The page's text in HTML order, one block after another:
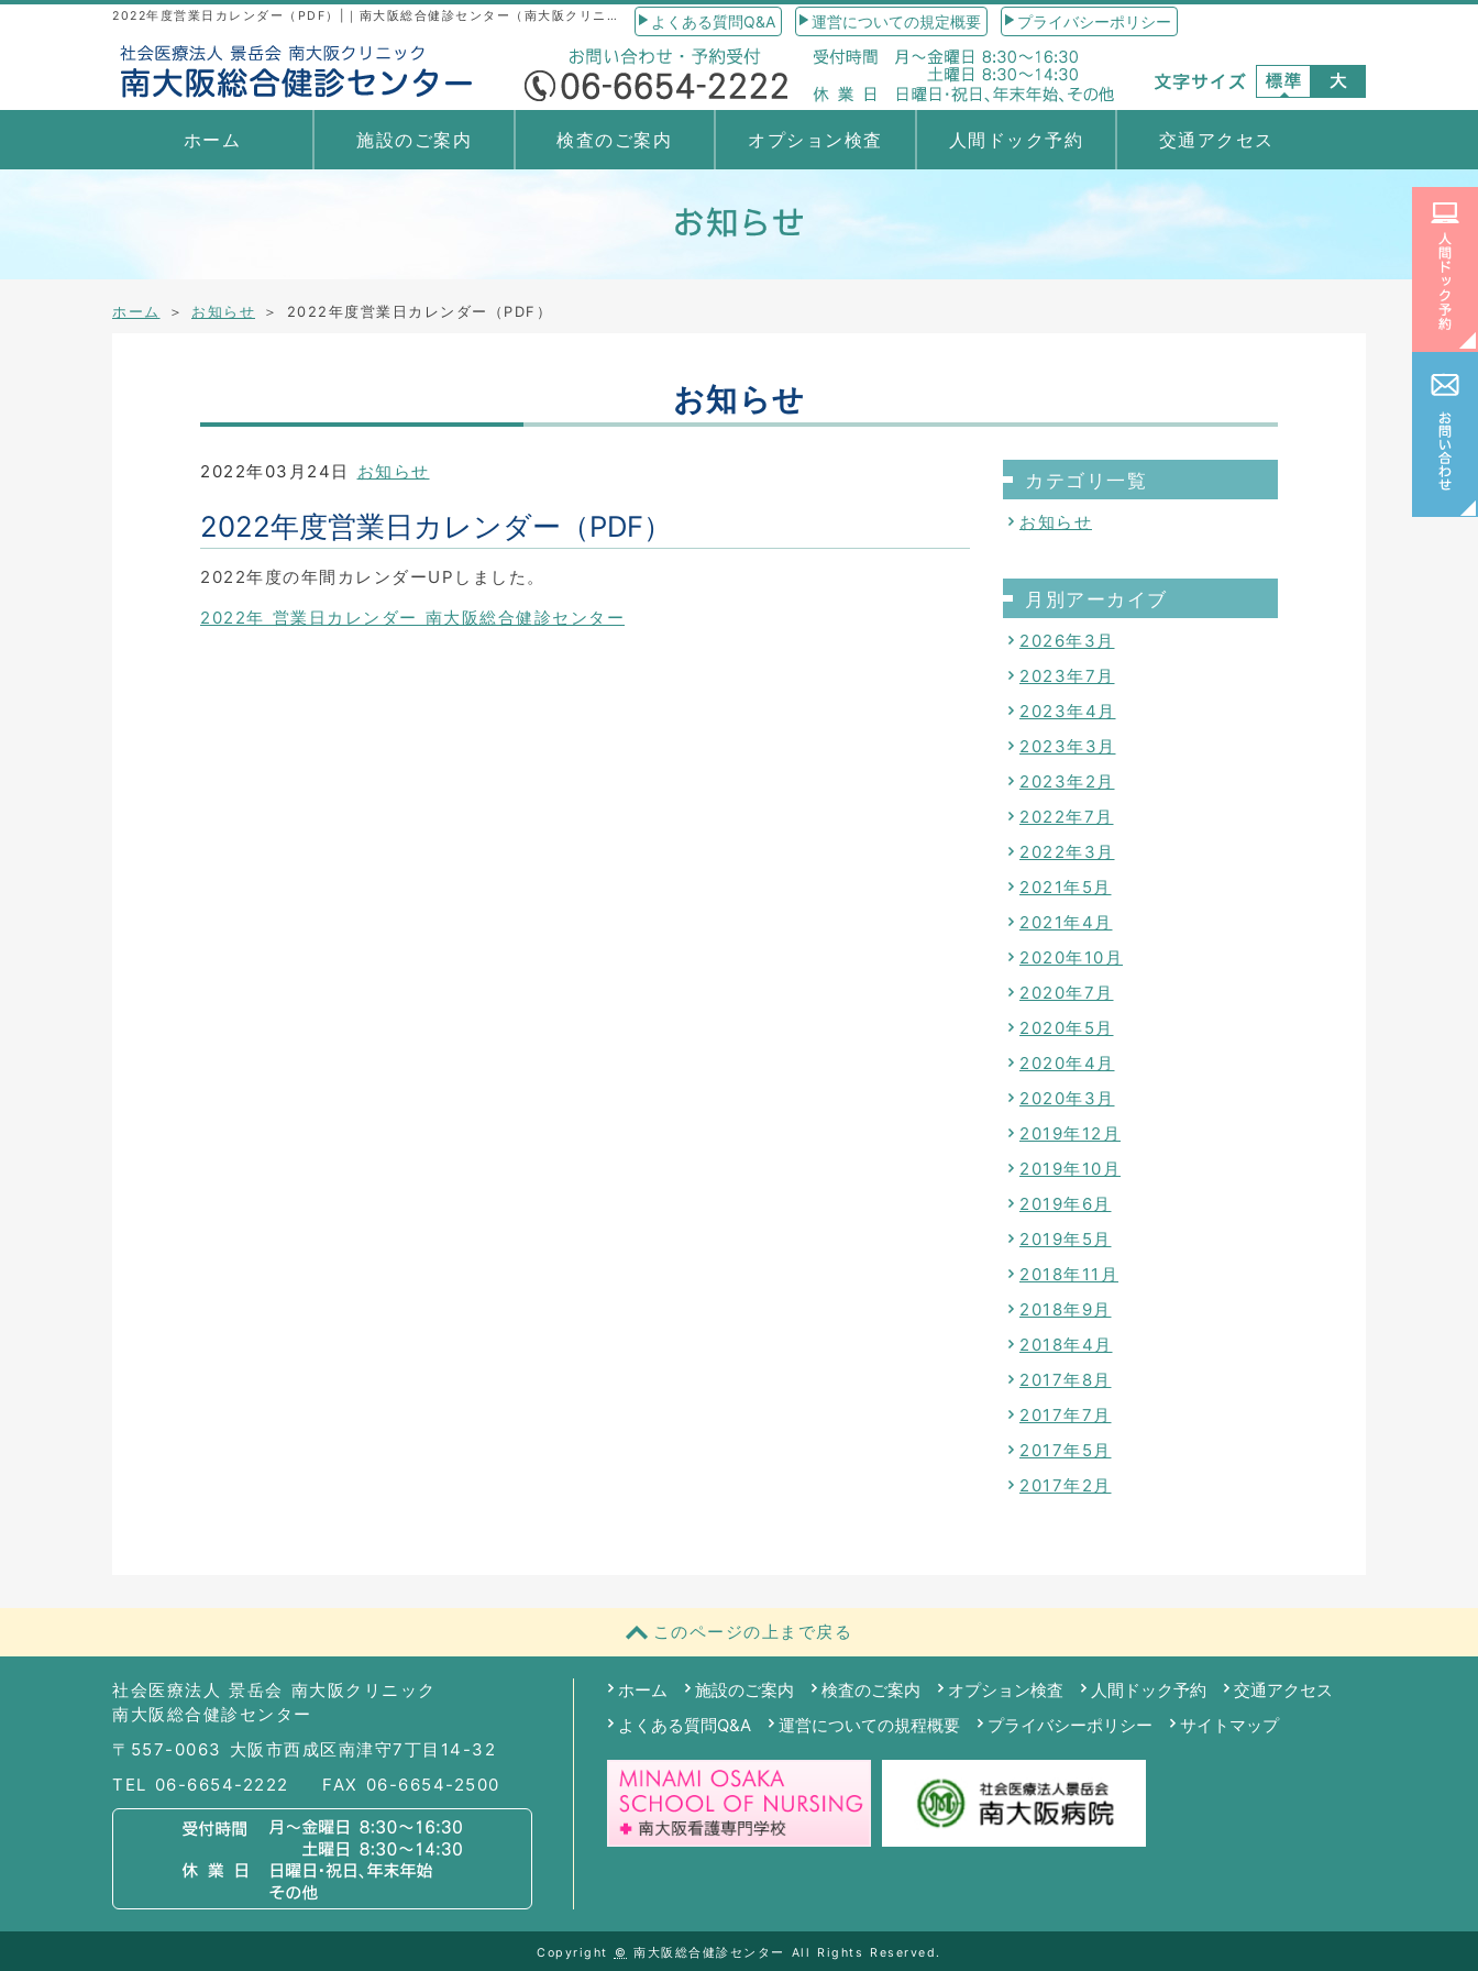
2022年度営業日カレンダー（PDF）|｜南大阪総合健診センター（南大阪クリニック）｜人間ドック・健康診断 よくある質問Q&A 運営についての規定概要 プライバシーポリシー
ホーム 施設のご案内 検査のご案内 オプション検査 人間ドック予約 交通アクセス
ホーム ＞ お知らせ ＞ 2022年度営業日カレンダー（PDF）
お知らせ
2022年03月24日 お知らせ
2022年度営業日カレンダー（PDF）
2022年度の年間カレンダーUPしました。
2022年 営業日カレンダー 南大阪総合健診センター
カテゴリ一覧
お知らせ
月別アーカイブ
2026年3月
2023年7月
2023年4月
2023年3月
2023年2月
2022年7月
2022年3月
2021年5月
2021年4月
2020年10月
2020年7月
2020年5月
2020年4月
2020年3月
2019年12月
2019年10月
2019年6月
2019年5月
2018年11月
2018年9月
2018年4月
2017年8月
2017年7月
2017年5月
2017年2月
社会医療法人 景岳会 南大阪クリニック
南大阪総合健診センター
〒557-0063 大阪市西成区南津守7丁目14-32
TEL 06-6654-2222
FAX 06-6654-2500
ホーム 施設のご案内 検査のご案内 オプション検査 人間ドック予約
交通アクセス
よくある質問Q&A
運営についての規程概要 プライバシーポリシー サイトマップ
Copyright © 南大阪総合健診センター All Rights Reserved.
このページの上まで戻る